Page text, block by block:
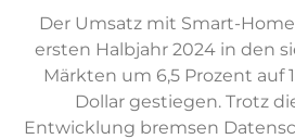
Der Umsatz mit Smart-
ersten Halbjahr 2024 in den
Märkten um 6,5 Prozent auf
Dollar gestiegen. Trotz
Entwicklung bremsen